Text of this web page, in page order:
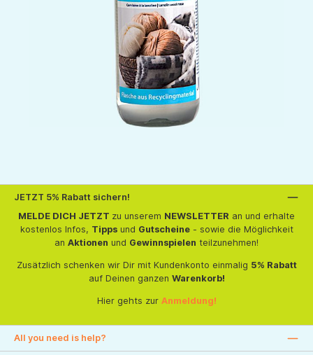
JETZT 5% Rabatt sichern!
MELDE DICH JETZT zu unserem NEWSLETTER an und erhalte
kostenlos Infos, Tippsund Gutscheine- sowie die Möglichkeit
an Aktionen und Gewinnspielen teilzunehmen!
Zusätzlich schenken wir Dir mit Kundenkonto einmalig 5% Rabatt
auf Deinen ganzen Warenkorb!
Hier gehts zur Anmeldung!
All you need is help?